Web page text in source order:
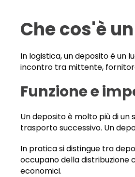
Che cos'è
In logistica, un deposito è un
incontro tra mittente,
Funzione e
Un deposito è molto più di
trasporto successivo. Un
In pratica si distingue tra
occupano della distribuzione
economici.